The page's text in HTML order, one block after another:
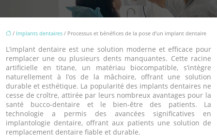
/ Implants dentaires / Processus et bénéfices de la pose d’un implant dentaire
L’implant dentaire est une solution moderne et efficace pour
remplacer une ou plusieurs dents manquantes. Cette racine
artificielle en titane, un matériau biocompatible, s’intègre
naturellement à l’os de la mâchoire, offrant une solution
durable et esthétique. La popularité des implants dentaires ne
cesse de croître, attirée par leurs nombreux avantages pour la
santé bucco-dentaire et le bien-être des patients. La
technologie a permis des avancées significatives en
implantologie dentaire, offrant aux patients une solution de
remplacement dentaire fiable et durable.